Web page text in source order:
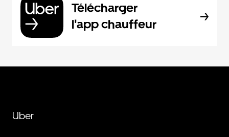
Télécharger
l'app chauffeur
Uber